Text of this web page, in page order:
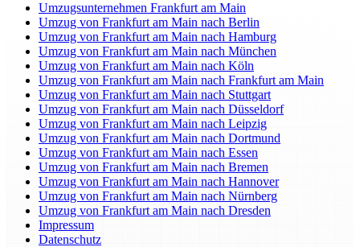
Umzugsunternehmen Frankfurt am Main
Umzug von Frankfurt am Main nach Berlin
Umzug von Frankfurt am Main nach Hamburg
Umzug von Frankfurt am Main nach München
Umzug von Frankfurt am Main nach Köln
Umzug von Frankfurt am Main nach Frankfurt am Main
Umzug von Frankfurt am Main nach Stuttgart
Umzug von Frankfurt am Main nach Düsseldorf
Umzug von Frankfurt am Main nach Leipzig
Umzug von Frankfurt am Main nach Dortmund
Umzug von Frankfurt am Main nach Essen
Umzug von Frankfurt am Main nach Bremen
Umzug von Frankfurt am Main nach Hannover
Umzug von Frankfurt am Main nach Nürnberg
Umzug von Frankfurt am Main nach Dresden
Impressum
Datenschutz